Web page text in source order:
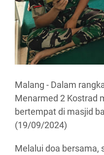
Malang - Dalam
Menarmed 2 Kostrad
bertempat di masjid
(19/09/2024)
Melalui doa bersama,